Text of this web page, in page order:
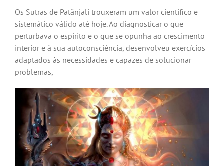
Os Sutras de Patãnjali trouxeram um valor científico e
sistemático válido até hoje. Ao diagnosticar o que
perturbava o espírito e o que se opunha ao crescimento
interior e à sua autoconsciência, desenvolveu exercícios
adaptados às necessidades e capazes de solucionar
problemas,